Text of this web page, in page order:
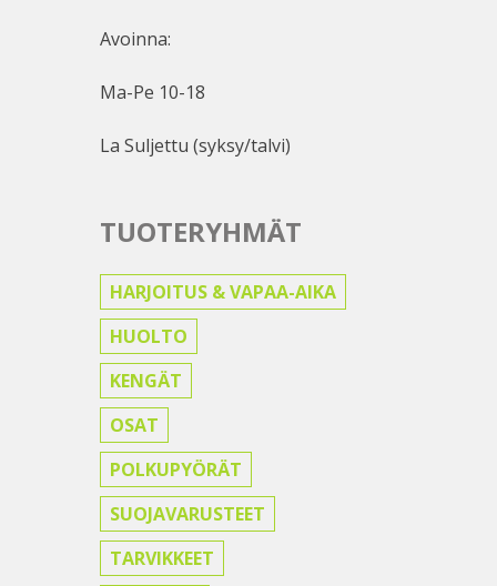
Avoinna:
Ma-Pe 10-18
La Suljettu (syksy/talvi)
TUOTERYHMÄT
HARJOITUS & VAPAA-AIKA
HUOLTO
KENGÄT
OSAT
POLKUPYÖRÄT
SUOJAVARUSTEET
TARVIKKEET